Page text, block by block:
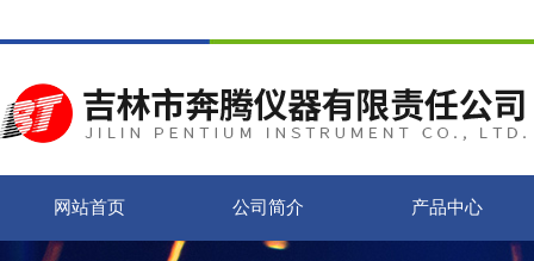
网站首页 公司简介 产品中心